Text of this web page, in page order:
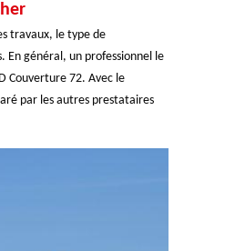
travaux, le type de
En général, un professionnel le
Couverture 72. Avec le
par les autres prestataires